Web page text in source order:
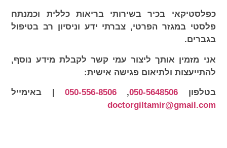
כפלסטיקאי בכיר בשירותי בריאות כללית וכמנתח
פלסטי במגזר הפרטי, צברתי ידע וניסיון רב בטיפול
בגברים.
אני מזמין אותך ליצור עמי קשר לקבלת מידע נוסף,
להתייעצות ולתיאום פגישה אישית:
בטלפון 050-5648506
,
050-556-8506 | באימייל
doctorgiltamir@gmail.com